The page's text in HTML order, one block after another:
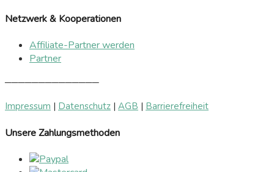
Netzwerk & Kooperationen
Affiliate-Partner werden
Partner
──────────────
Impressum | Datenschutz | AGB | Barrierefreiheit
Unsere Zahlungsmethoden